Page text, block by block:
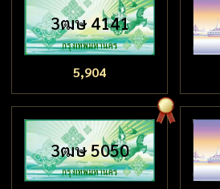
3ฒษ 4141
5,904
3ฒษ 5050